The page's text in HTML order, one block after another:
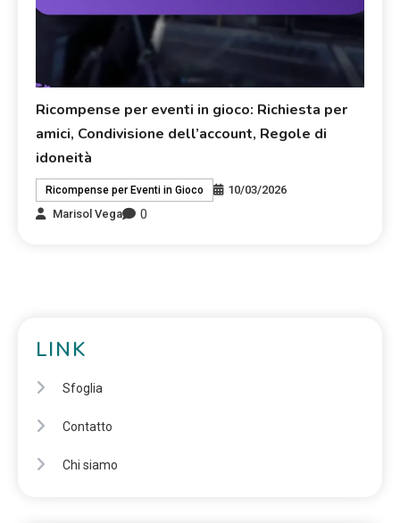
Ricompense per eventi in gioco: Richiesta per
amici, Condivisione dell’account, Regole di
idoneità
Ricompense per Eventi in Gioco
10/03/2026
Marisol Vega
0
LINK
Sfoglia
Contatto
Chi siamo